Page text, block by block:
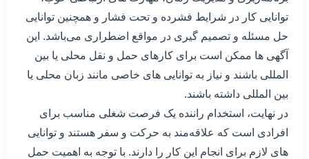
توانایی کار در شرایط فشرده و تحت فشار و همچنین توانایی
حل مسئله و تصمیم گیری در مواقع اضطراری می‌باشد. این
آگهی ها ممکن است برای کارهای حمل و نقل محلی یا بین
المللی باشند و نیاز به توانایی های خاصی مانند زبان محلی یا
بین المللی داشته باشند.
در نهایت، استخدام راننده یک فرصت شغلی مناسب برای
افرادی است که علاقه‌مند به حرکت و سفر هستند و توانایی
های لازم برای انجام این کار را دارند. با توجه به اهمیت حمل